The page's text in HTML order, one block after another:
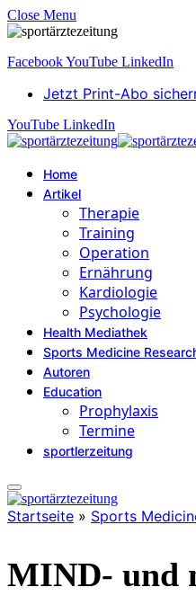
Close Menu
FacebookYouTube LinkedIn
Jetzt Print-Abo
YouTube LinkedIn
Home
Artikel
Therapie
Training
Operation
Ernährung
Kardiologie
Psychologie
Health Mediathek
Sports Medicine
Autoren
Education
Prophylaxis
Termine
sportlerzeitung
Startseite » Sports
MIND- und